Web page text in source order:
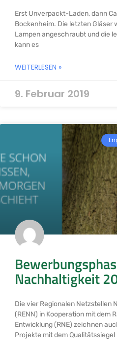
Erst Unverpackt-Laden, dann
Bockenheim. Die letzten Gläser
Lampen angeschraubt und die
kann es
WEITERLESEN »
9. Februar 2019
Nachhaltigkeit
Die vier Regionalen Netzstellen
(RENN) in Kooperation mit dem
Entwicklung (RNE) zeichnen
Projekte mit dem Qualitätssiegel